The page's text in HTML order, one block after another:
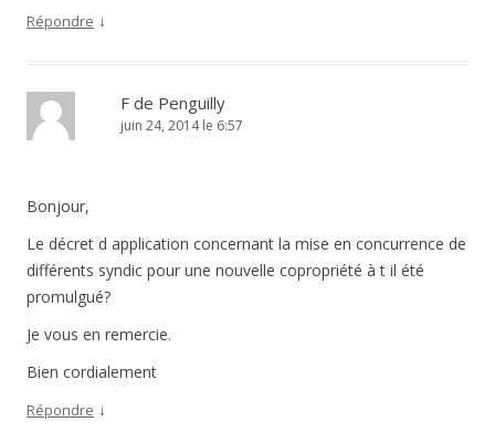
Répondre ↓
F de Penguilly
juin 24, 2014 le 6:57
Bonjour,
Le décret d application concernant la mise en concurrence de
différents syndic pour une nouvelle copropriété à t il été
promulgué?
Je vous en remercie.
Bien cordialement
Répondre ↓